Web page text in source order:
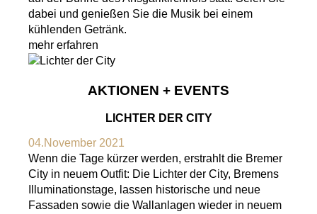
dabei und genießen Sie die Musik bei einem
kühlenden Getränk.
mehr erfahren
AKTIONEN + EVENTS
LICHTER DER CITY
04.November 2021
Wenn die Tage kürzer werden, erstrahlt die Bremer
City in neuem Outfit: Die Lichter der City, Bremens
Illuminationstage, lassen historische und neue
Fassaden sowie die Wallanlagen wieder in neuem